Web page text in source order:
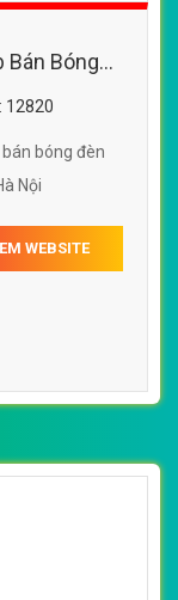
Bán Bóng
chuẩn
12820
bóng đèn
Nội
WEBSITE